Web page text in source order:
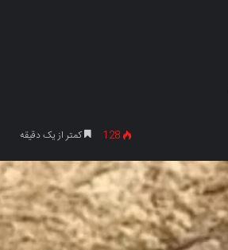
128 کمتر از یک دقیقه